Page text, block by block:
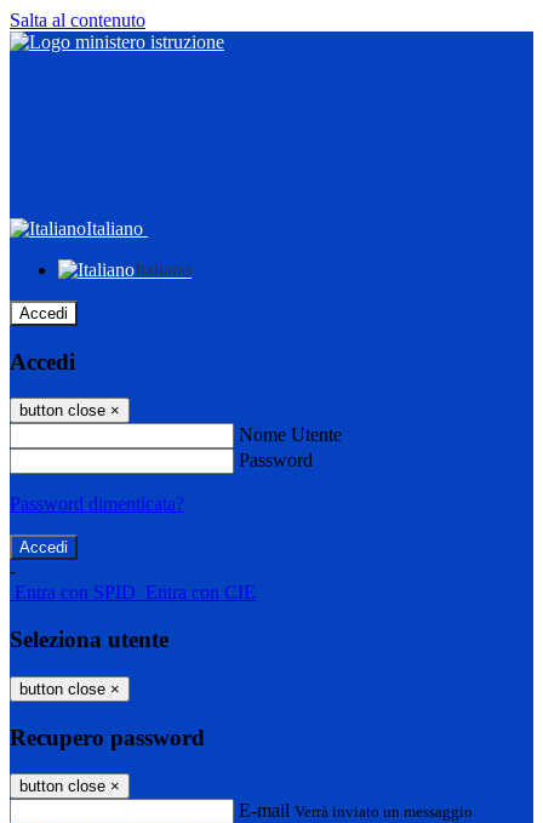
Salta al contenuto
Italiano
Italiano
Accedi
Accedi
button close ×
Nome Utente
Password
Password dimenticata?
-
Entra con SPID Entra con CIE
Seleziona utente
button close ×
Recupero password
button close ×
E-mail Verrà inviato un messaggio